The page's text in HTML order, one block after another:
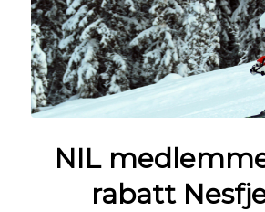
NIL
rabatt